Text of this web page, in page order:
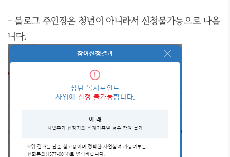
- 블로그 주인장은 청년이 아니라서 신청불가능으로 나옵
니다.